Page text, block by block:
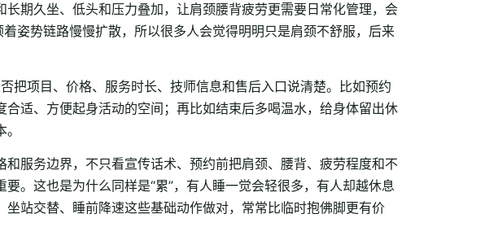
期久坐、低头和压力叠加，让肩颈腰背疲劳更需要日常化管理，会
姿势链路慢慢扩散，所以很多人会觉得明明只是肩颈不舒服，后来
把项目、价格、服务时长、技师信息和售后入口说清楚。比如预约
适、方便起身活动的空间；再比如结束后多喝温水，给身体留出休
服务边界，不只看宣传话术、预约前把肩颈、腰背、疲劳程度和不
。这也是为什么同样是“累”，有人睡一觉会轻很多，有人却越休息
站交替、睡前降速这些基础动作做对，常常比临时抱佛脚更有价